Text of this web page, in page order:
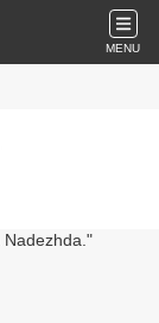
MENU